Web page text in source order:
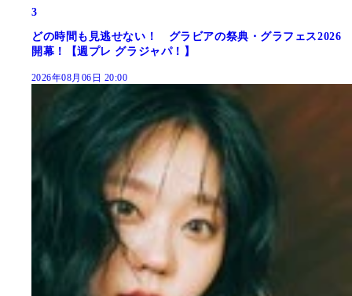
3
どの時間も見逃せない！ グラビアの祭典・グラフェス2026
開幕！【週プレ グラジャパ！】
2026年08月06日 20:00